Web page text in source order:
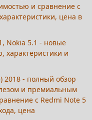
и сравнение с
цена в
Nokia 5.1 - новые
характеристики и
2018 - полный обзор
и премиальным
с Redmi Note 5
цена